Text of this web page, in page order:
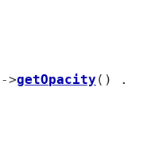
->getOpacity